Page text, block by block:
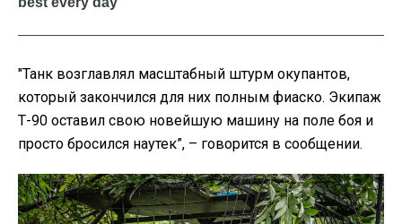
"Танк возглавлял масштабный штурм окупантов,
который закончился для них полным фиаско. Экипаж
Т-90 оставил свою новейшую машину на поле боя и
просто бросился наутек”, – говорится в сообщении.